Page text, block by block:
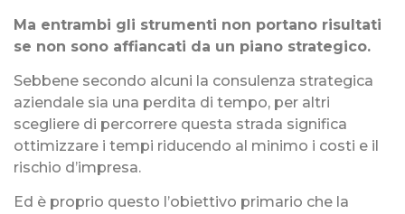
Ma entrambi gli strumenti non portano risultati
se non sono affiancati da un piano strategico.
Sebbene secondo alcuni la consulenza strategica
aziendale sia una perdita di tempo, per altri
scegliere di percorrere questa strada significa
ottimizzare i tempi riducendo al minimo i costi e il
rischio d’impresa.
Ed è proprio questo l’obiettivo primario che la